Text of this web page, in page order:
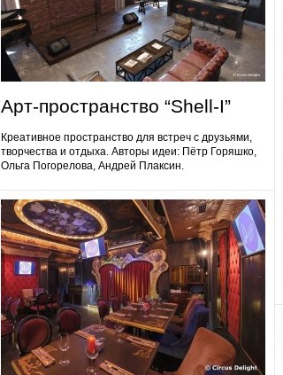
Арт-пространство “Shell-I”
Креативное пространство для встреч с друзьями,
творчества и отдыха. Авторы идеи: Пётр Горяшко,
Ольга Погорелова, Андрей Плаксин.